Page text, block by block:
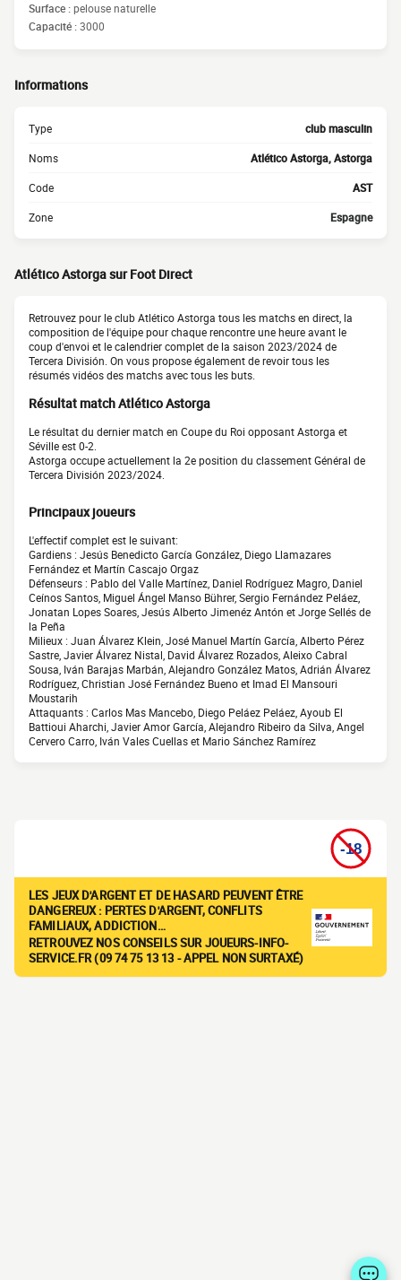
Surface :pelouse naturelle
Capacité :3000
Informations
Type club masculin
Noms Atlético Astorga, Astorga
Code AST
Zone Espagne
Atlético Astorga sur Foot Direct
Retrouvez pour le club Atlético Astorga tous les matchs en direct, la
composition de l'équipe pour chaque rencontre une heure avant le
coup d'envoi et le calendrier complet de la saison 2023/2024 de
Tercera División. On vous propose également de revoir tous les
résumés vidéos des matchs avec tous les buts.
Résultat match Atlético Astorga
Le résultat du dernier match en Coupe du Roi opposant Astorga et
Séville est 0-2.
Astorga occupe actuellement la 2e position du classement Général de
Tercera División 2023/2024.
Principaux joueurs
L'effectif complet est le suivant:
Gardiens : Jesús Benedicto García González, Diego Llamazares
Fernández et Martín Cascajo Orgaz
Défenseurs : Pablo del Valle Martínez, Daniel Rodríguez Magro, Daniel
Ceínos Santos, Miguel Ángel Manso Bührer, Sergio Fernández Peláez,
Jonatan Lopes Soares, Jesús Alberto Jimenéz Antón et Jorge Sellés de
la Peña
Milieux : Juan Álvarez Klein, José Manuel Martín García, Alberto Pérez
Sastre, Javier Álvarez Nistal, David Álvarez Rozados, Aleixo Cabral
Sousa, Iván Barajas Marbán, Alejandro González Matos, Adrián Álvarez
Rodríguez, Christian José Fernández Bueno et Imad El Mansouri
Moustarih
Attaquants : Carlos Mas Mancebo, Diego Peláez Peláez, Ayoub El
Battioui Aharchi, Javier Amor García, Alejandro Ribeiro da Silva, Angel
Cervero Carro, Iván Vales Cuellas et Mario Sánchez Ramírez
LES JEUX D'ARGENT ET DE HASARD PEUVENT ÊTRE
DANGEREUX : PERTES D'ARGENT, CONFLITS
FAMILIAUX, ADDICTION…
RETROUVEZ NOS CONSEILS SUR JOUEURS-INFO-
SERVICE.FR (09 74 75 13 13 - APPEL NON SURTAXÉ)